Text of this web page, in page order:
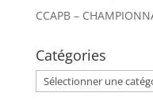
CCAPB –
Catégories
Catégories